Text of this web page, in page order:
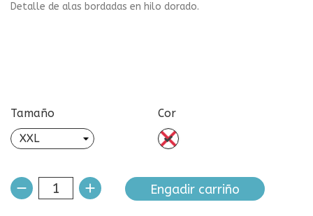
Detalle de alas bordadas en hilo dorado.
Tamaño Cor
sen
cor
Engadir carriño